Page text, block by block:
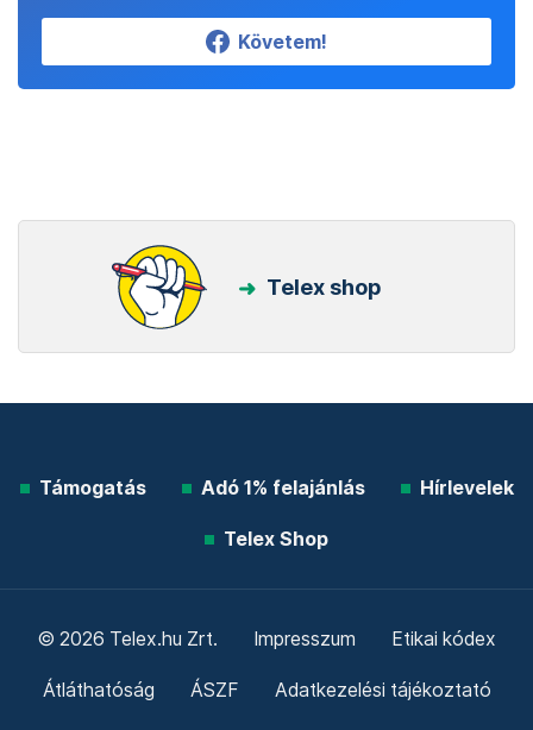
Követem!
Telex shop
Támogatás Adó 1% felajánlás Hírlevelek
Telex Shop
© 2026 Telex.hu Zrt. Impresszum Etikai kódex
Átláthatóság ÁSZF Adatkezelési tájékoztató